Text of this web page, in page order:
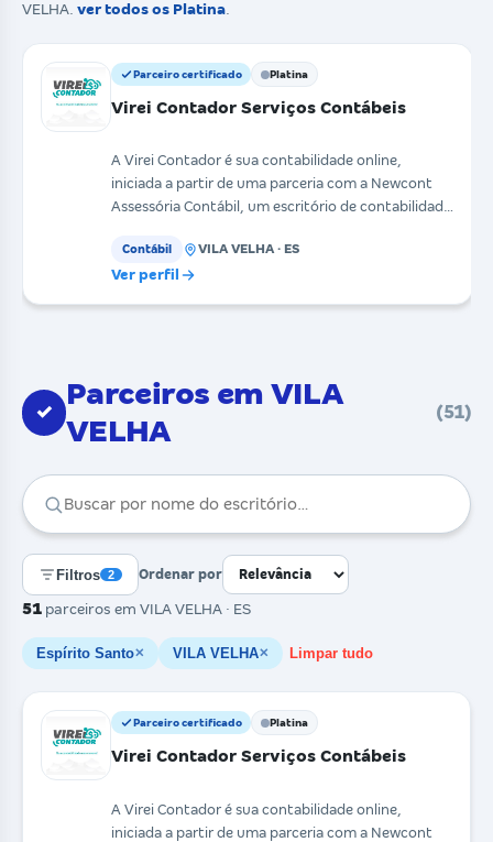
VELHA. ver todos os Platina.
Parceiro certificado Platina
Virei Contador Serviços Contábeis
A Virei Contador é sua contabilidade online,
iniciada a partir de uma parceria com a Newcont
Assessória Contábil, um escritório de contabilidade
Contábil VILA VELHA · ES
Ver perfil
✓
Parceiros em VILA
VELHA
(51)
Filtros 2
51 parceiros em VILA VELHA · ES
Ordenar por
Espírito Santo✕ VILA VELHA✕ Limpar tudo
Parceiro certificado Platina
Virei Contador Serviços Contábeis
A Virei Contador é sua contabilidade online,
iniciada a partir de uma parceria com a Newcont